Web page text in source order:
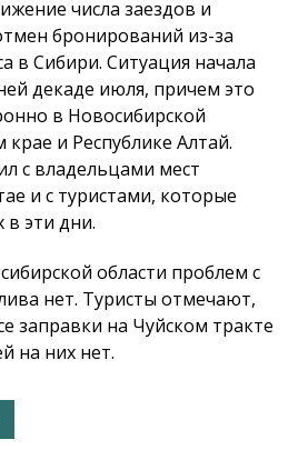
числа заездов и
бронирований из-за
в Сибири. Ситуация начала
декаде июля, причем это
в Новосибирской
крае и Республике Алтай.
с владельцами мест
и с туристами, которые
эти дни.
области проблем с
нет. Туристы отмечают,
заправки на Чуйском тракте
на них нет.